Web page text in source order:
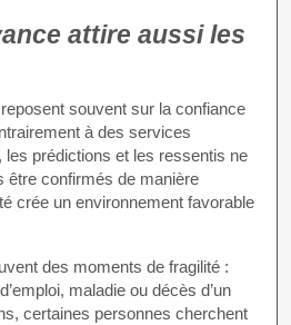
attire aussi les
souvent sur la confiance
à des services
prédictions et les ressentis ne
être confirmés de manière
crée un environnement favorable
des moments de fragilité :
maladie ou décès d’un
certaines personnes cherchent